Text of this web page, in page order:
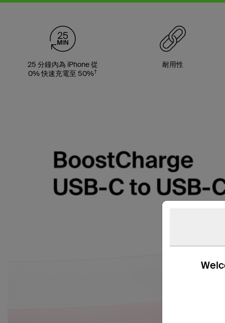
25 分鐘內為 iPhone 從
0% 快速充電至 50%†
耐用性